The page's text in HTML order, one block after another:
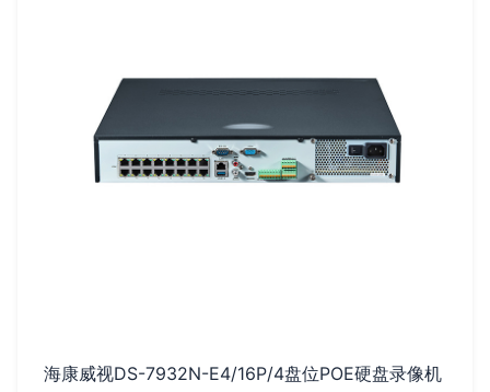
海康威视DS-7932N-E4/16P/4盘位POE硬盘录像机